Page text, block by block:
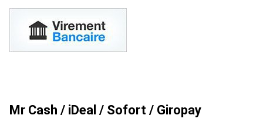
Mr Cash / iDeal / Sofort / Giropay